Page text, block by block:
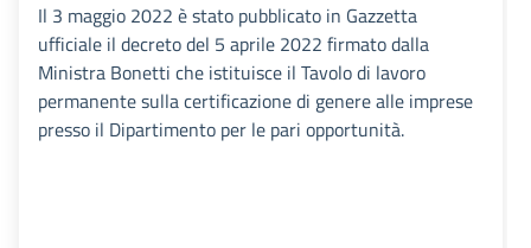
Il 3 maggio 2022 è stato pubblicato in Gazzetta
ufficiale il decreto del 5 aprile 2022 firmato dalla
Ministra Bonetti che istituisce il Tavolo di lavoro
permanente sulla certificazione di genere alle imprese
presso il Dipartimento per le pari opportunità.